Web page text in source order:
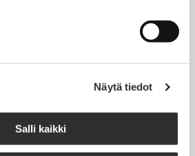
Näytä tiedot
Salli kaikki
ja palkkaus seurakuntien hengellisessä